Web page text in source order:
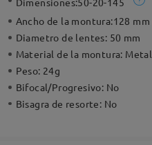
Ancho de la montura:128 mm
Diametro de lentes: 50 mm
Material de la montura: Metal
Peso: 24g
Bifocal/Progresivo: No
Bisagra de resorte: No